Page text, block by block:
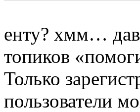
енту? хмм…
топиков
Только
пользователи